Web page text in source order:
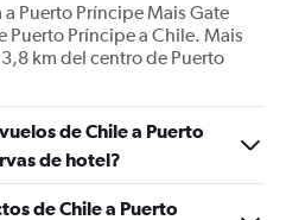
Puerto Príncipe Mais Gate
Puerto Príncipe a Chile. Mais
km del centro de Puerto
de Chile a Puerto
de hotel?
de Chile a Puerto